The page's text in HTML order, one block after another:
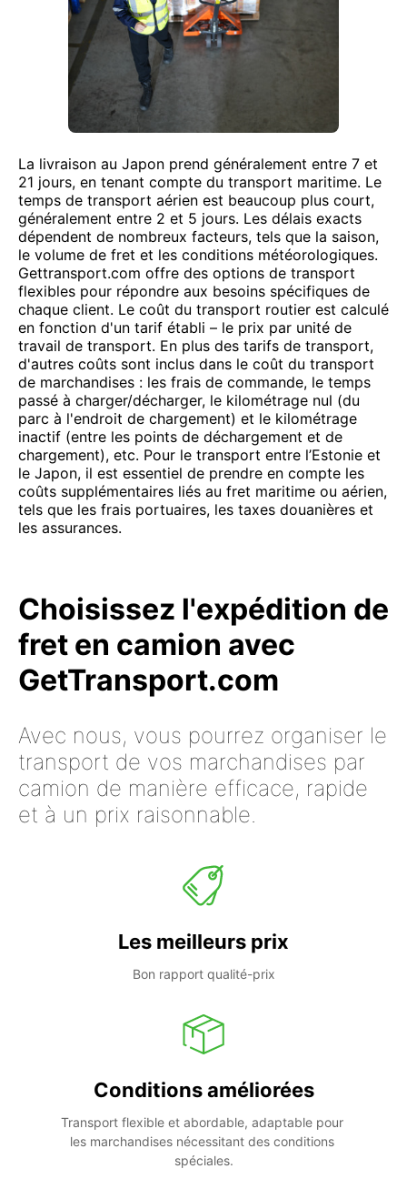
La livraison au Japon prend généralement entre 7 et
21 jours, en tenant compte du transport maritime. Le
temps de transport aérien est beaucoup plus court,
généralement entre 2 et 5 jours. Les délais exacts
dépendent de nombreux facteurs, tels que la saison,
le volume de fret et les conditions météorologiques.
Gettransport.com offre des options de transport
flexibles pour répondre aux besoins spécifiques de
chaque client. Le coût du transport routier est calculé
en fonction d'un tarif établi – le prix par unité de
travail de transport. En plus des tarifs de transport,
d'autres coûts sont inclus dans le coût du transport
de marchandises : les frais de commande, le temps
passé à charger/décharger, le kilométrage nul (du
parc à l'endroit de chargement) et le kilométrage
inactif (entre les points de déchargement et de
chargement), etc. Pour le transport entre l’Estonie et
le Japon, il est essentiel de prendre en compte les
coûts supplémentaires liés au fret maritime ou aérien,
tels que les frais portuaires, les taxes douanières et
les assurances.
Choisissez l'expédition de
fret en camion avec
GetTransport.com
Avec nous, vous pourrez organiser le
transport de vos marchandises par
camion de manière efficace, rapide
et à un prix raisonnable.
Les meilleurs prix
Bon rapport qualité-prix
Conditions améliorées
Transport flexible et abordable, adaptable pour
les marchandises nécessitant des conditions
spéciales.